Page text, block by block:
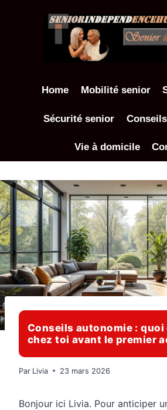
Home Mobilité senior
Sécurité senior
Vie à domicile
Conseils autonomie : quoi
chez toi avant le premier
Par Livia 23 mars 2026
Bonjour ici Livia. Pour anticiper